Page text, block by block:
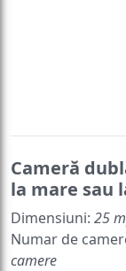
Cameră
la mare sau
Dimensiuni: 25
Numar de
camere